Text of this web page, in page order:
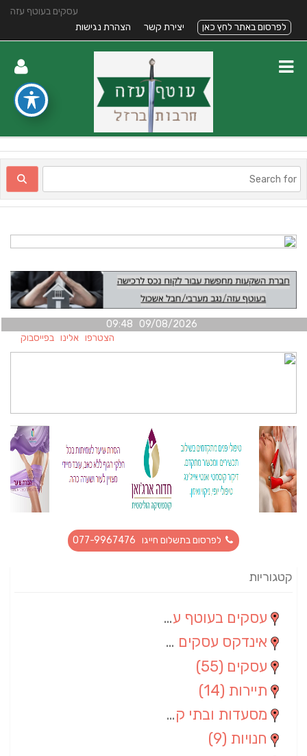
עסקים בעוטף עזה
לפרסום באתר לחץ כאן
יצירת קשר הצהרת נגישות
09/08/2026 09:48
הצטרפו אלינו בפייסבוק
לפרסום בתשלום חייגו 077-9967476
קטגוריות
עסקים בעוטף עזה
אינדקס עסקים מרחבי
עסקים (55)
תיירות (14)
מסעדות ובתי קפה
חנויות (9)